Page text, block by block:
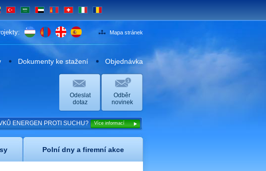
TR SA UAE MN CH
Mapa stránek
Dokumenty ke stažení Objednávka
Odeslat
dotaz
Odběr
novinek
ENERGEN PROTI SUCHU? Více informací
Polní dny a firemní akce